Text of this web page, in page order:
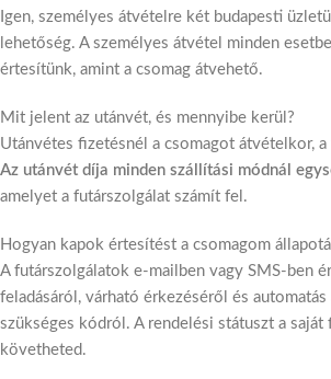
Igen, személyes átvételre két budapesti
lehetőség. A személyes átvétel minden
értesítünk, amint a csomag átvehető.
Mit jelent az utánvét, és mennyibe kerül?
Utánvétes fizetésnél a csomagot átvételkor,
Az utánvét díja minden szállítási módnál
amelyet a futárszolgálat számít fel.
Hogyan kapok értesítést a csomagom
A futárszolgálatok e-mailben vagy SMS-ben
feladásáról, várható érkezéséről és
szükséges kódról. A rendelési státuszt a saját
követheted.